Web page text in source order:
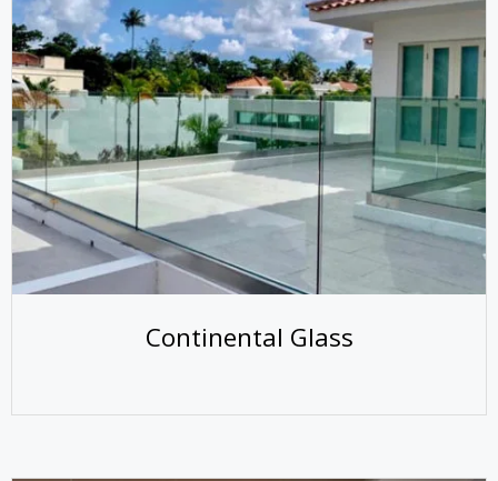
Continental Glass